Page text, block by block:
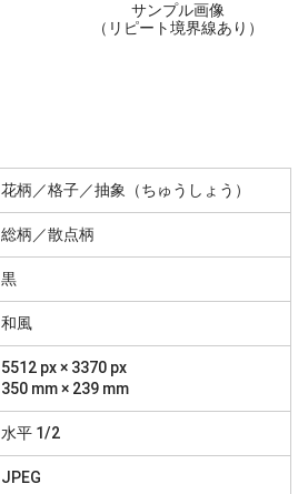
サンプル画像
（リピート境界線あり）
花柄／格子／抽象（ちゅうしょう）
総柄／散点柄
黒
和風
5512 px × 3370 px
350 mm × 239 mm
水平 1/2
JPEG